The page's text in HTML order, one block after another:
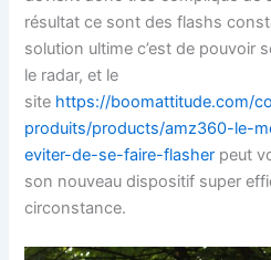
résultat ce sont des flashs
solution ultime c’est de pouvoir
le radar, et le
site https://boomattitude.com/
produits/products/amz360-le-
eviter-de-se-faire-flasher peut
son nouveau dispositif super
circonstance.